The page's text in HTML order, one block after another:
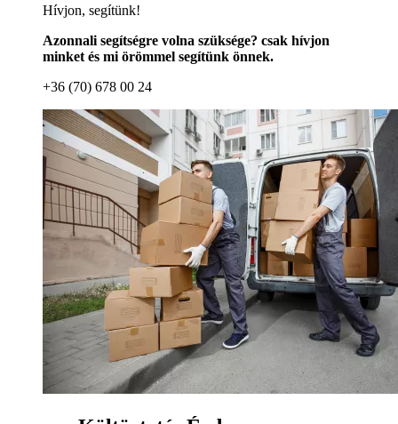
Hívjon, segítünk!
Azonnali segítségre volna szüksége? csak hívjon
minket és mi örömmel segítünk önnek.
+36 (70) 678 00 24